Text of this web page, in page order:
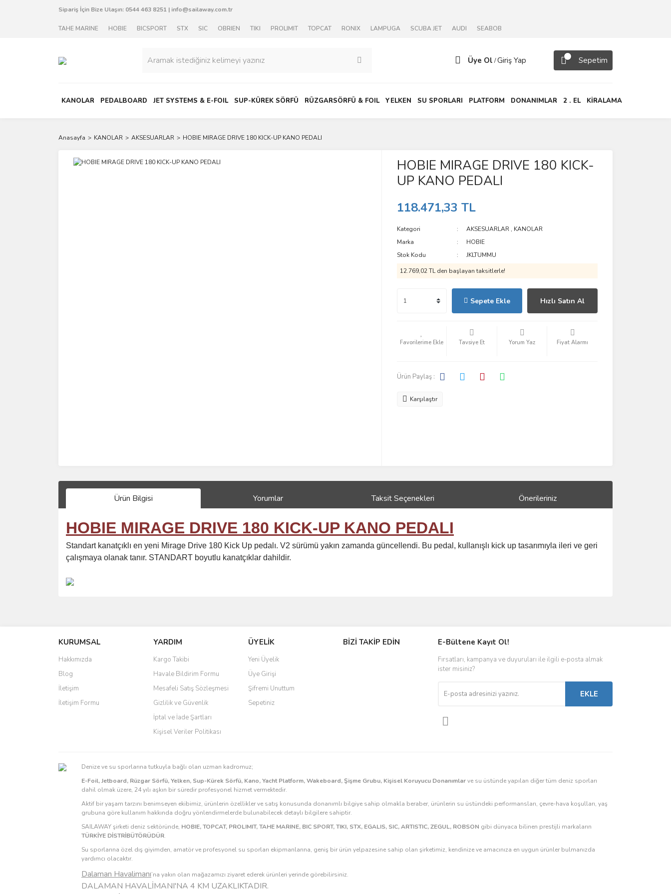
Sipariş İçin Bize Ulaşın: 0544 463 8251 | info@sailaway.com.tr
TAHE MARINE HOBIE BICSPORT STX SIC OBRIEN TIKI PROLIMIT TOPCAT RONIX LAMPUGA SCUBA JET AUDI SEABOB
Üye Ol /Giriş Yap Sepetim
KANOLAR PEDALBOARD JET SYSTEMS & E-FOIL SUP-KÜREK SÖRFÜ RÜZGARSÖRFÜ & FOIL YELKEN SU SPORLARI PLATFORM DONANIMLAR 2 . EL KİRALAMA
Anasayfa KANOLAR AKSESUARLAR HOBIE MIRAGE DRIVE 180 KICK-UP KANO PEDALI
HOBIE MIRAGE DRIVE 180 KICK-
UP KANO PEDALI
118.471,33 TL
Kategori AKSESUARLAR , KANOLAR
Marka
HOBIE
Stok Kodu
JKLTUMMU
12.769,02 TL den başlayan taksitlerle!
Sepete Ekle Hızlı Satın Al
Tavsiye Et Yorum Yaz Fiyat Alarmı
Ürün Paylaş :
Karşılaştır
Ürün Bilgisi Yorumlar Taksit Seçenekleri Önerileriniz
HOBIE MIRAGE DRIVE 180 KICK-UP KANO PEDALI
Standart kanatçıklı en yeni Mirage Drive 180 Kick Up pedalı. V2 sürümü yakın zamanda güncellendi. Bu pedal, kullanışlı kick up tasarımıyla ileri ve geri
çalışmaya olanak tanır. STANDART boyutlu kanatçıklar dahildir.
Ürün resmi kalitesiz, bozuk veya görüntülenemiyor.
Ürün açıklamasında eksik bilgiler bulunuyor.
Ürün bilgilerinde hatalar bulunuyor.
Ürün fiyatı diğer sitelerden daha pahalı.
Bu ürüne benzer farklı alternatifler olmalı.
KURUMSAL
Hakkımızda
Blog
İletişim
İletişim Formu
YARDIM
Kargo Takibi
Havale Bildirim Formu
Mesafeli Satış Sözleşmesi
Gizlilik ve Güvenlik
İptal ve İade Şartları
Kişisel Veriler Politikası
ÜYELİK
Yeni Üyelik
Üye Girişi
Şifremi Unuttum
Sepetiniz
BİZİ TAKİP EDİN E-Bültene Kayıt Ol!
Fırsatları, kampanya ve duyuruları ile ilgili e-posta almak
ister misiniz?
EKLE
Denize ve su sporlarına tutkuyla bağlı olan uzman kadromuz;
E-Foil, Jetboard, Rüzgar Sörfü, Yelken, Sup-Kürek Sörfü, Kano, Yacht Platform, Wakeboard, Şişme Grubu, Kişisel Koruyucu Donanımlarve su üstünde yapılan diğer tüm deniz sporları
dahil olmak üzere, 24 yılı aşkın bir süredir profesyonel hizmet vermektedir.
Aktif bir yaşam tarzını benimseyen ekibimiz, ürünlerin özellikler ve satış konusunda donanımlı bilgiye sahip olmakla beraber, ürünlerin su üstündeki performansları, çevre-hava koşulları, yaş
grubuna göre kullanım hakkında doğru yönlendirmelerde bulunabilecek detaylı bilgilere sahiptir.
SAILAWAY şirketi deniz sektöründe, HOBIE, TOPCAT, PROLIMIT, TAHE MARINE, BIC SPORT, TIKI, STX, EGALIS, SIC, ARTISTIC, ZEGUL, ROBSON gibi dünyaca bilinen prestijli markaların
TÜRKİYE DİSTRİBÜTÖRÜDÜR.
Su sporlarına özel dış giyimden, amatör ve profesyonel su sporları ekipmanlarına, geniş bir ürün yelpazesine sahip olan şirketimiz, kendinize ve amacınıza en uygun ürünler bulmanızda
yardımcı olacaktır.
Dalaman Havalimanı’na yakın olan mağazamızı ziyaret ederek ürünleri yerinde görebilirsiniz.
DALAMAN HAVALİMANI'NA 4 KM UZAKLIKTADIR.